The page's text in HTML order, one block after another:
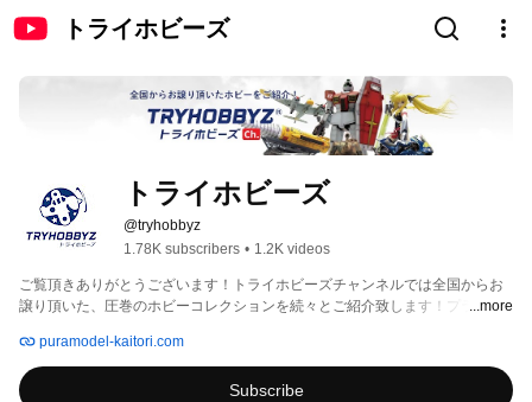
トライホビーズ
トライホビーズ
@tryhobbyz
1.78K subscribers • 1.2K videos
ご覧頂きありがとうございます！トライホビーズチャンネルでは全国からお
譲り頂いた、圧巻のホビーコレクションを続々とご紹介致します！プラモデ
アや完成作品など、貴重なコレクションが目白押しです。
...more
puramodel-kaitori.com
Subscribe